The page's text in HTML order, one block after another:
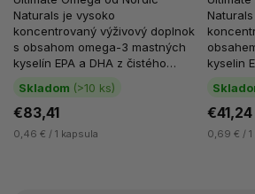
Skladom (>10 ks)
€83,41
0,46 € / 1 kapsula
Naturals je vysoko
koncentrovaný výživový doplnok
s obsahom omega-3 mastných
kyselín EPA a DHA z čistého
rybieho oleja. V jednej dennej
dávke, teda v 2...
€41,24
0,69 € / 1
kyselin
rybího
dávce,